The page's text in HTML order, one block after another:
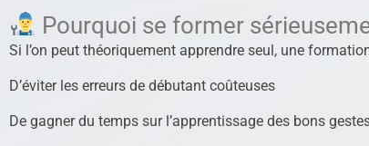
Pourquoi se former
Si l’on peut théoriquement apprendre seul, une
D’éviter les erreurs de débutant coûteuses
De gagner du temps sur l’apprentissage des bons